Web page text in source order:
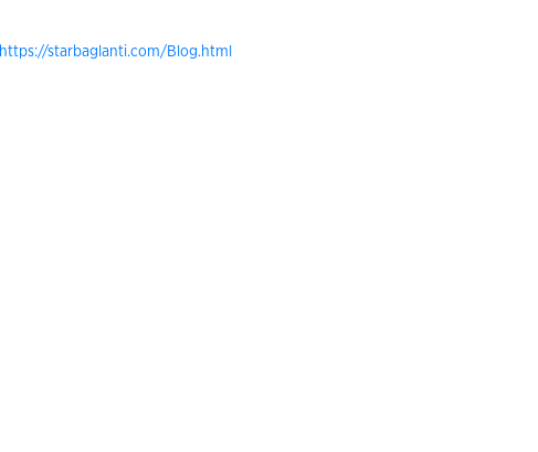
https://starbaglanti.com/Blog.html